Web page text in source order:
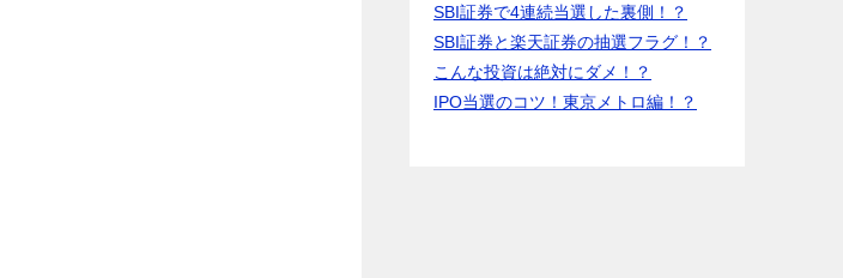
SBI証券で4連続当選した裏側！？
SBI証券と楽天証券の抽選フラグ！？
こんな投資は絶対にダメ！？
IPO当選のコツ！東京メトロ編！？